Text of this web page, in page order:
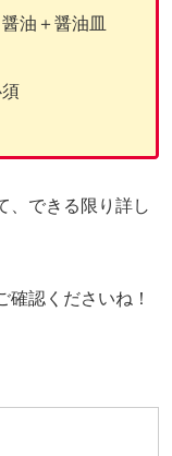
油＋醤油皿
、できる限り詳し
確認くださいね！